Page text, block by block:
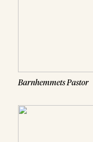
Barnhemmets Pastor